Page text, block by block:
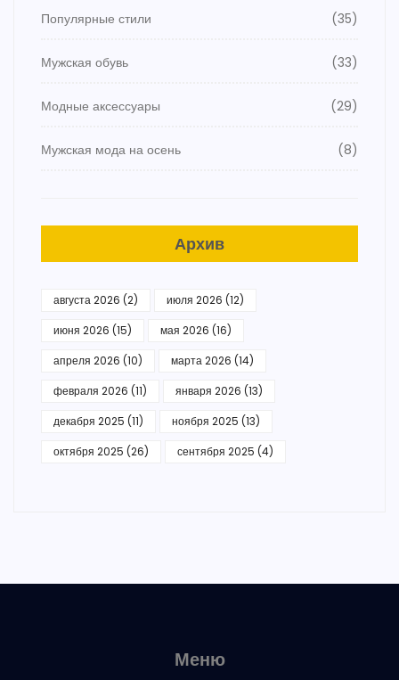
Популярные стили (35)
Мужская обувь (33)
Модные аксессуары (29)
Мужская мода на осень (8)
Архив
августа 2026 (2) июля 2026 (12)
июня 2026 (15) мая 2026 (16)
апреля 2026 (10) марта 2026 (14)
февраля 2026 (11) января 2026 (13)
декабря 2025 (11) ноября 2025 (13)
октября 2025 (26) сентября 2025 (4)
Меню